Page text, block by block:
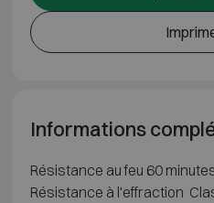
Informations
Résistance au feu 60
Résistance à l'effraction